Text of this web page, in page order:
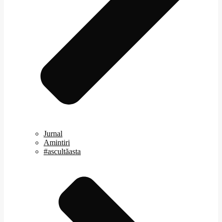
Jurnal
Amintiri
#ascultăasta